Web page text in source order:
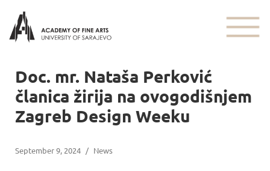
Doc. mr. Nataša Perković
članica žirija na ovogodišnjem
Zagreb Design Weeku
September 9, 2024 / News